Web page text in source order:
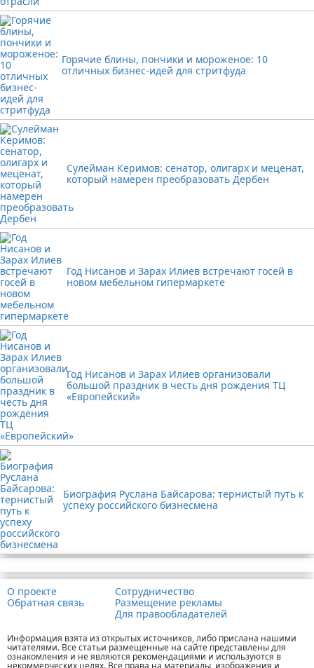
Горячие блины, пончики и мороженое: 10
отличных бизнес-идей для стритфуда
Сулейман Керимов: сенатор, олигарх и меценат,
который намерен преобразовать Дербен
Год Нисанов и Зарах Илиев встречают госей в
новом мебельном гипермаркете
Год Нисанов и Зарах Илиев организовали
большой праздник в честь дня рождения ТЦ
«Европейский»
Биография Руслана Байсарова: тернистый путь к
успеху российского бизнесмена
О проекте
Обратная связь
Сотрудничество
Размещение рекламы
Для правообладателей
Информация взята из открытых источников, либо прислана нашими
читателями. Все статьи размещенные на сайте представлены для
ознакомления и не являются рекомендациями и используются в
некоммерческих целях. Все права на материалы, изображения и